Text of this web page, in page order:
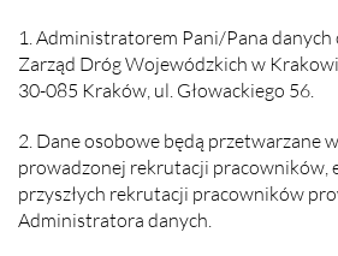
1. Administratorem Pani/Pana
Zarząd Dróg Wojewódzkich w
30-085 Kraków, ul. Głowackiego 56.
2. Dane osobowe będą przetwarzane
prowadzonej rekrutacji pracowników,
przyszłych rekrutacji pracowników
Administratora danych.